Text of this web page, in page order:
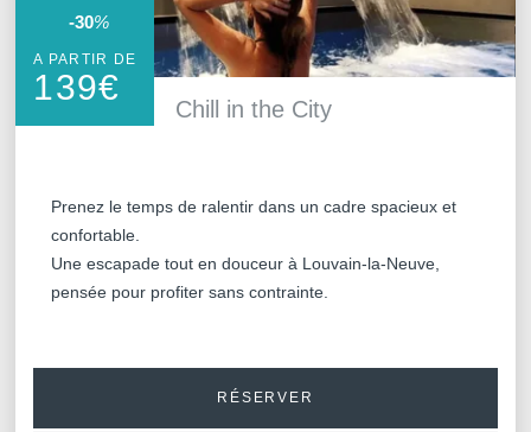
Chill in the City
A PARTIR DE
139€
-30%
Prenez le temps de ralentir dans un cadre spacieux et
confortable.
Une escapade tout en douceur à Louvain-la-Neuve,
pensée pour profiter sans contrainte.
RÉSERVER